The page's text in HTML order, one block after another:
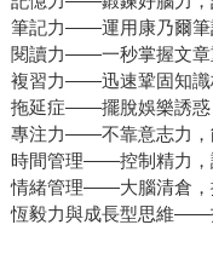
筆記力——運用康乃爾筆
閱讀力——一秒掌握文章
複習力——迅速鞏固知識
拖延症——擺脫娛樂誘惑
專注力——不靠意志力，
時間管理——控制精力，
情緒管理——大腦清倉，
恆毅力與成長型思維——